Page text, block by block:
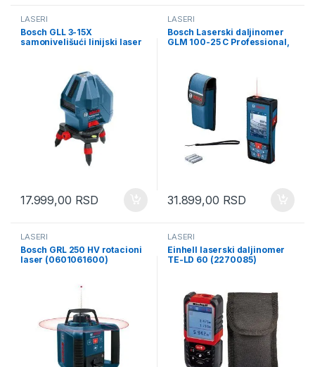
LASERI
Bosch GLL 3-15X
samonivelišući linijski laser
17.999,00 RSD
LASERI
Bosch Laserski daljinomer
GLM 100-25 C Professional,
31.899,00 RSD
LASERI
Bosch GRL 250 HV rotacioni
laser (0601061600)
LASERI
Einhell laserski daljinomer
TE-LD 60 (2270085)